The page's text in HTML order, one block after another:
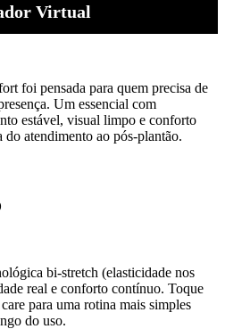
Virtual
foi pensada para quem precisa de
Um essencial com
estável, visual limpo e conforto
atendimento ao pós-plantão.
bi-stretch (elasticidade nos
real e conforto contínuo. Toque
para uma rotina mais simples
do uso.